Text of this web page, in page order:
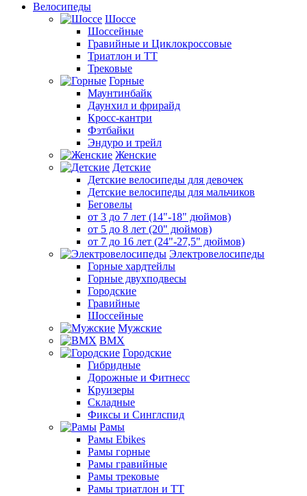
Велосипеды
Шоссе
Шоссейные
Гравийные и Циклокроссовые
Триатлон и ТТ
Трековые
Горные
Маунтинбайк
Даунхил и фрирайд
Кросс-кантри
Фэтбайки
Эндуро и трейл
Женские
Детские
Детские велосипеды для девочек
Детские велосипеды для мальчиков
Беговелы
от 3 до 7 лет (14"-18" дюймов)
от 5 до 8 лет (20" дюймов)
от 7 до 16 лет (24"-27,5" дюймов)
Электровелосипеды
Горные хардтейлы
Горные двухподвесы
Городские
Гравийные
Шоссейные
Мужские
BMX
Городские
Гибридные
Дорожные и Фитнесс
Круизеры
Складные
Фиксы и Синглспид
Рамы
Рамы Ebikes
Рамы горные
Рамы гравийные
Рамы трековые
Рамы триатлон и ТТ